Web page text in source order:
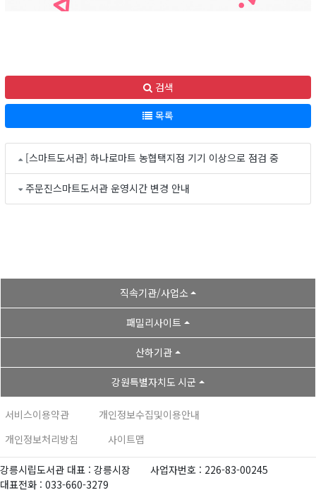
검색
목록
[스마트도서관] 하나로마트 농협택지점 기기 이상으로 점검 중
주문진스마트도서관 운영시간 변경 안내
직속기관/사업소
패밀리사이트
산하기관
강원특별자치도 시군
서비스이용약관
개인정보수집및이용안내
개인정보처리방침
사이트맵
강릉시립도서관 대표 : 강릉시장
사업자번호 : 226-83-00245
대표전화 : 033-660-3279